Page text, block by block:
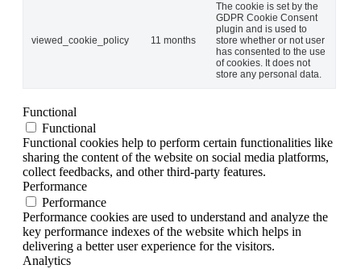
viewed_cookie_policy 11 months
The cookie is set by the
GDPR Cookie Consent
plugin and is used to
store whether or not user
has consented to the use
of cookies. It does not
store any personal data.
Functional
Functional
Functional cookies help to perform certain functionalities like
sharing the content of the website on social media platforms,
collect feedbacks, and other third-party features.
Performance
Performance
Performance cookies are used to understand and analyze the
key performance indexes of the website which helps in
delivering a better user experience for the visitors.
Analytics